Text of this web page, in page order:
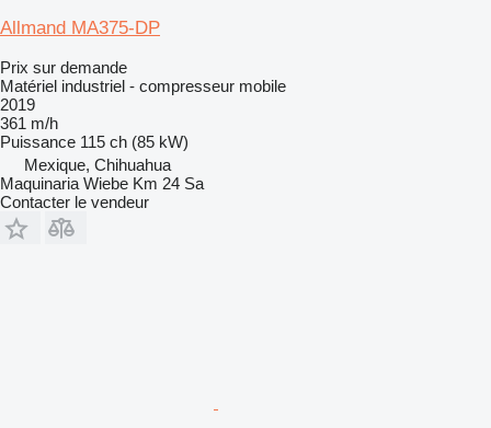
Allmand MA375-DP
Prix sur demande
Matériel industriel - compresseur mobile
2019
361 m/h
Puissance 115 ch (85 kW)
Mexique, Chihuahua
Maquinaria Wiebe Km 24 Sa
Contacter le vendeur